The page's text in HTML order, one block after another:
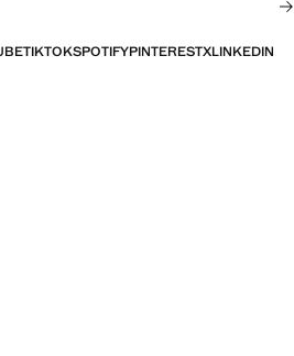
TIKTOKSPOTIFYPINTERESTXLINKEDIN